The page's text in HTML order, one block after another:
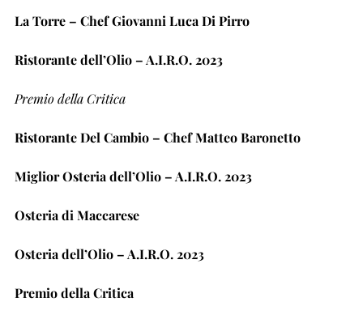
La Torre – Chef Giovanni Luca Di Pirro
Ristorante dell’Olio – A.I.R.O. 2023
Premio della Critica
Ristorante Del Cambio – Chef Matteo Baronetto
Miglior Osteria dell’Olio – A.I.R.O. 2023
Osteria di Maccarese
Osteria dell’Olio – A.I.R.O. 2023
Premio della Critica